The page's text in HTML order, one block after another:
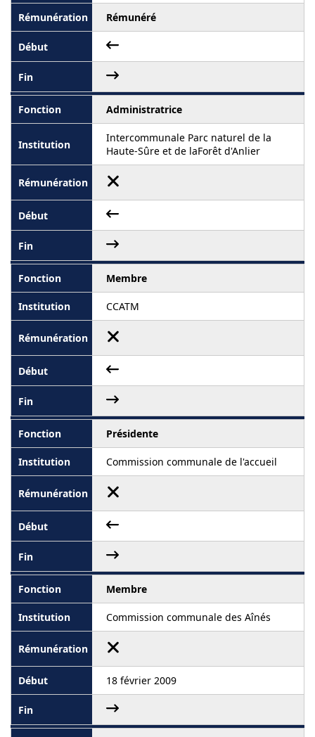
Rémunéré
Administratrice
Intercommunale Parc naturel de la
Haute-Sûre et de laForêt d'Anlier
Membre
CCATM
Présidente
Commission communale de l'accueil
Membre
Commission communale des Aînés
18 février 2009